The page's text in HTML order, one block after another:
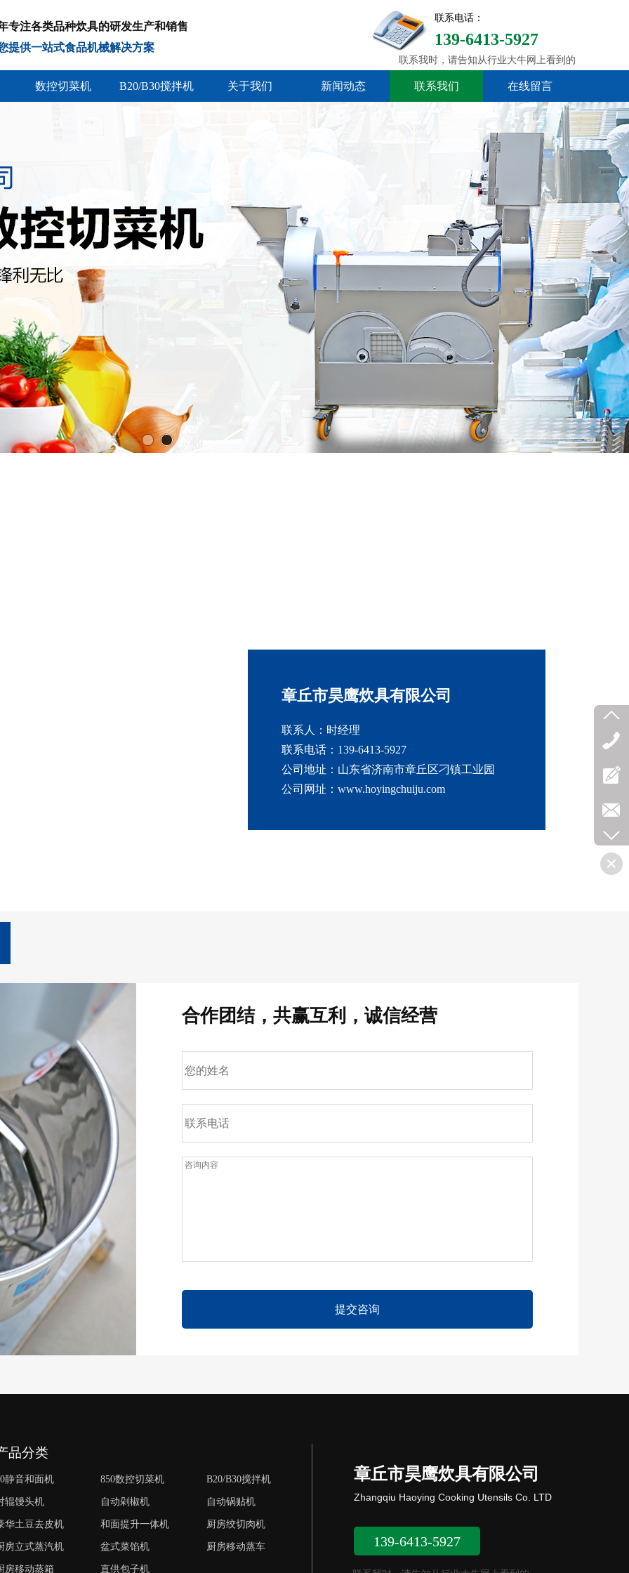
专注各类品种炊具的研发生产和销售
提供一站式食品机械解决方案
139-6413-5927
联系电话：
联系我时，请告知从行业大牛网上看到的
数控切菜机 B20/B30搅拌机 关于我们 新闻动态 联系我们 在线留言
联系人：时经理
联系电话：139-6413-5927
公司地址：山东省济南市章丘区刁镇工业园
公司网址：www.hoyingchuiju.com
章丘市昊鹰炊具有限公司
合作团结，共赢互利，诚信经营
品分类
静音和面机 850数控切菜机 B20/B30搅拌机
辊馒头机 自动剁椒机 自动锅贴机
华土豆去皮机 和面提升一体机 厨房绞切肉机
房立式蒸汽机 盆式菜馅机 厨房移动蒸车
房移动蒸箱 直供包子机
章丘市昊鹰炊具有限公司
Zhangqiu Haoying Cooking Utensils Co. LTD
139-6413-5927